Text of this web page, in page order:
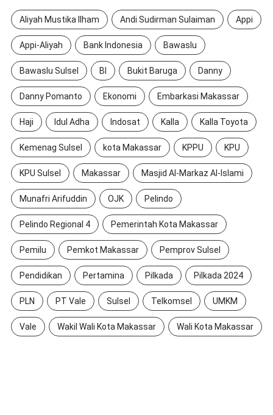
Aliyah Mustika Ilham Andi Sudirman Sulaiman Appi
Appi-Aliyah Bank Indonesia Bawaslu
Bawaslu Sulsel BI Bukit Baruga Danny
Danny Pomanto Ekonomi Embarkasi Makassar
Haji Idul Adha Indosat Kalla Kalla Toyota
Kemenag Sulsel kota Makassar KPPU KPU
KPU Sulsel Makassar Masjid Al-Markaz Al-Islami
Munafri Arifuddin OJK Pelindo
Pelindo Regional 4 Pemerintah Kota Makassar
Pemilu Pemkot Makassar Pemprov Sulsel
Pendidikan Pertamina Pilkada Pilkada 2024
PLN PT Vale Sulsel Telkomsel UMKM
Vale Wakil Wali Kota Makassar Wali Kota Makassar